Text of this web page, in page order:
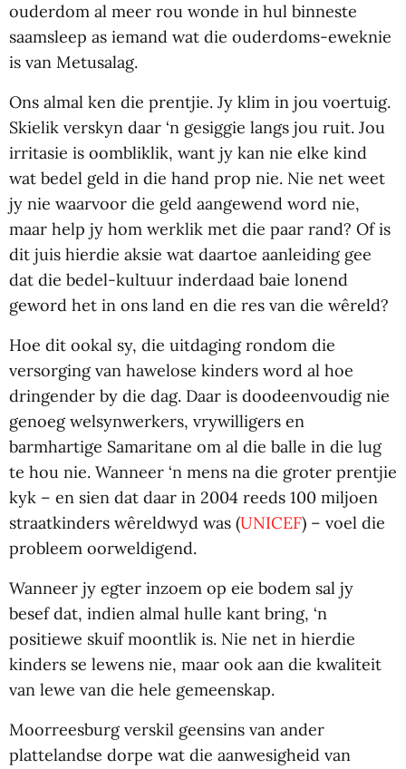
ouderdom al meer rou wonde in hul binneste
saamsleep as iemand wat die ouderdoms-eweknie
is van Metusalag.
Ons almal ken die prentjie. Jy klim in jou voertuig.
Skielik verskyn daar ‘n gesiggie langs jou ruit. Jou
irritasie is oombliklik, want jy kan nie elke kind
wat bedel geld in die hand prop nie. Nie net weet
jy nie waarvoor die geld aangewend word nie,
maar help jy hom werklik met die paar rand? Of is
dit juis hierdie aksie wat daartoe aanleiding gee
dat die bedel-kultuur inderdaad baie lonend
geword het in ons land en die res van die wêreld?
Hoe dit ookal sy, die uitdaging rondom die
versorging van hawelose kinders word al hoe
dringender by die dag. Daar is doodeenvoudig nie
genoeg welsynwerkers, vrywilligers en
barmhartige Samaritane om al die balle in die lug
te hou nie. Wanneer ‘n mens na die groter prentjie
kyk – en sien dat daar in 2004 reeds 100 miljoen
straatkinders wêreldwyd was (UNICEF) – voel die
probleem oorweldigend.
Wanneer jy egter inzoem op eie bodem sal jy
besef dat, indien almal hulle kant bring, ‘n
positiewe skuif moontlik is. Nie net in hierdie
kinders se lewens nie, maar ook aan die kwaliteit
van lewe van die hele gemeenskap.
Moorreesburg verskil geensins van ander
plattelandse dorpe wat die aanwesigheid van